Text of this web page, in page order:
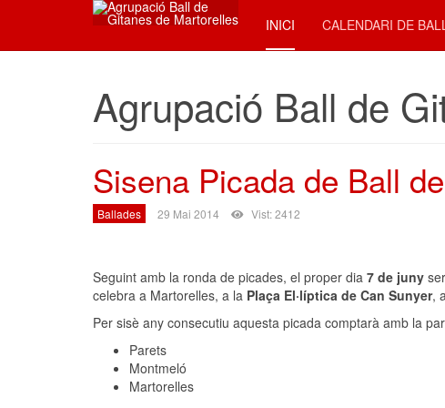
INICI CALENDARI DE
Agrupació Ball de
Sisena Picada de Ball
Ballades 29 Mai 2014 Vist: 2412
Seguint amb la ronda de picades, el proper dia 7 de juny
celebra a Martorelles, a la Plaça El·líptica de Can Sunyer,
Per sisè any consecutiu aquesta picada comptarà amb la
Parets
Montmeló
Martorelles